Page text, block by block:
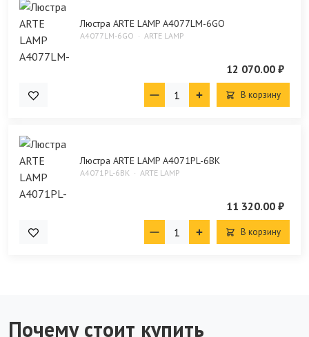
Люстра ARTE LAMP A4077LM-6GO
A4077LM-6GO ARTE LAMP
12 070.00 ₽
В корзину
Люстра ARTE LAMP A4071PL-6BK
A4071PL-6BK ARTE LAMP
11 320.00 ₽
В корзину
Почему стоит купить